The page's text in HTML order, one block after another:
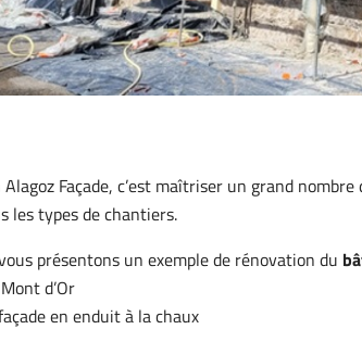
Façade, c’est maîtriser un grand
les types de chantiers.
présentons un exemple de rénovation du
d’Or
en enduit à la chaux